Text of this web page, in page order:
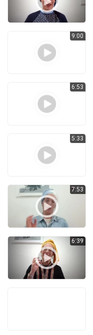
9:00
6:53
5:33
7:53
6:39